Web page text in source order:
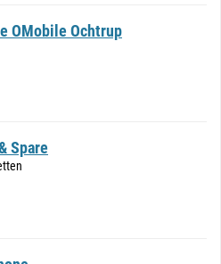
OMobile Ochtrup
Spare